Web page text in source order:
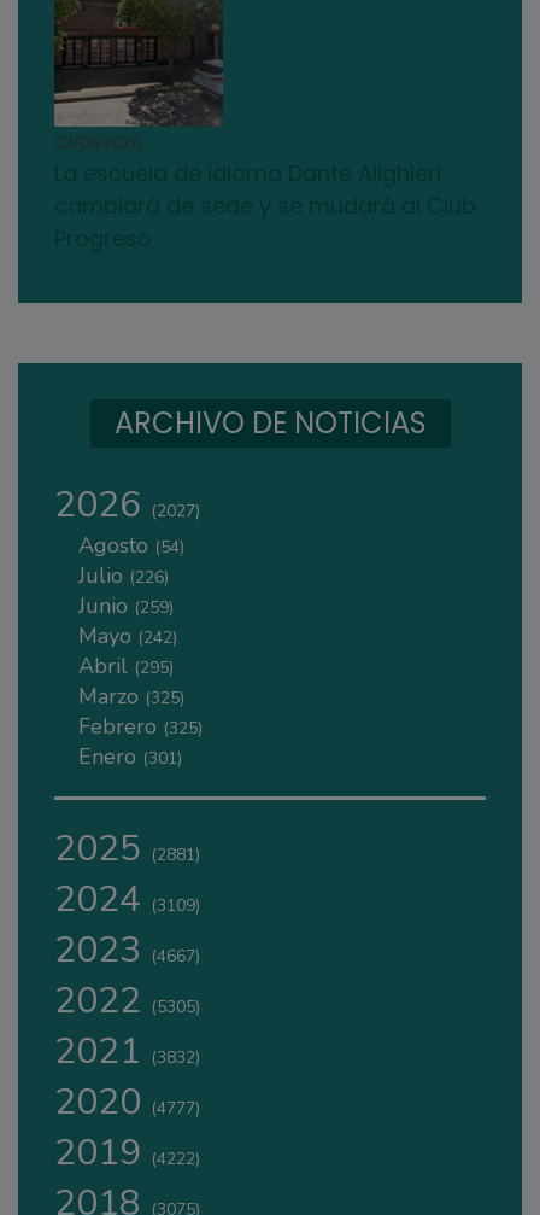
03/08/2026
ARCHIVO DE NOTICIAS
2026 (2027)
Agosto (54)
Julio (226)
Junio (259)
Mayo (242)
Abril (295)
Marzo (325)
Febrero (325)
Enero (301)
2025 (2881)
2024 (3109)
2023 (4667)
2022 (5305)
2021 (3832)
2020 (4777)
2019 (4222)
2018 (3075)